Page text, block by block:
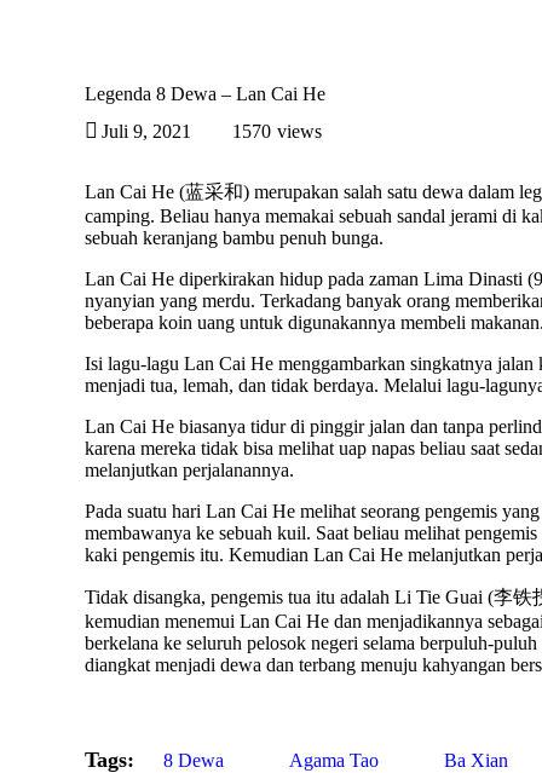
Legenda 8 Dewa – Lan Cai He
Juli 9, 2021
1570 views
Lan Cai He (蓝采和) merupakan salah satu dewa dalam
camping. Beliau hanya memakai sebuah sandal jerami di
sebuah keranjang bambu penuh bunga.
Lan Cai He diperkirakan hidup pada zaman Lima Dinasti
nyanyian yang merdu. Terkadang banyak orang
beberapa koin uang untuk digunakannya membeli
Isi lagu-lagu Lan Cai He menggambarkan singkatnya
menjadi tua, lemah, dan tidak berdaya. Melalui lagu-
Lan Cai He biasanya tidur di pinggir jalan dan tanpa
karena mereka tidak bisa melihat uap napas beliau saat
melanjutkan perjalanannya.
Pada suatu hari Lan Cai He melihat seorang pengemis
membawanya ke sebuah kuil. Saat beliau melihat
kaki pengemis itu. Kemudian Lan Cai He melanjutkan
Tidak disangka, pengemis tua itu adalah Li Tie Guai (李
kemudian menemui Lan Cai He dan menjadikannya
berkelana ke seluruh pelosok negeri selama berpuluh-
diangkat menjadi dewa dan terbang menuju kahyangan
Tags: 8 Dewa Agama Tao Ba Xian